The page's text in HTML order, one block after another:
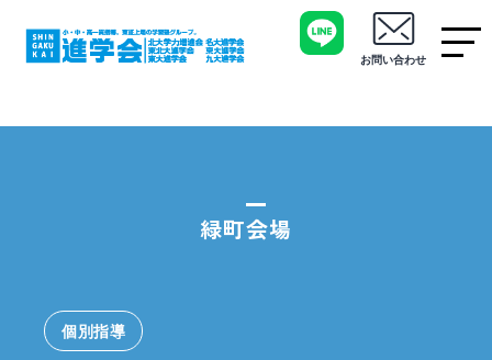
お問い合わせ
緑町会場
個別指導